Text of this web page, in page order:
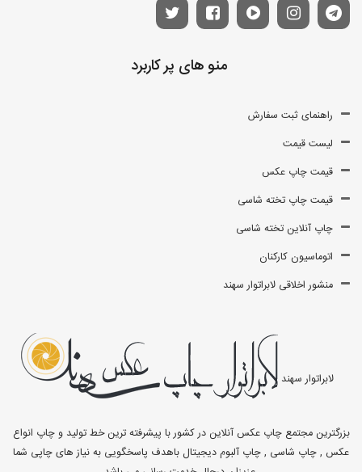
منو های پر کاربرد
راهنمای ثبت سفارش
لیست قیمت
قیمت چاپ عکس
قیمت چاپ تخته شاسی
چاپ آنلاین تخته شاسی
اتوماسیون کارکنان
منشور اخلاقی لابراتوار سهند
لابراتوار سهند
بزرگترین مجتمع چاپ عکس آنلاین در کشور با پیشرفته ترین خط تولید و چاپ انواع
عکس , چاپ شاسی , چاپ آلبوم دیجیتال باهدف پاسخگویی به نیاز های چاپی شما